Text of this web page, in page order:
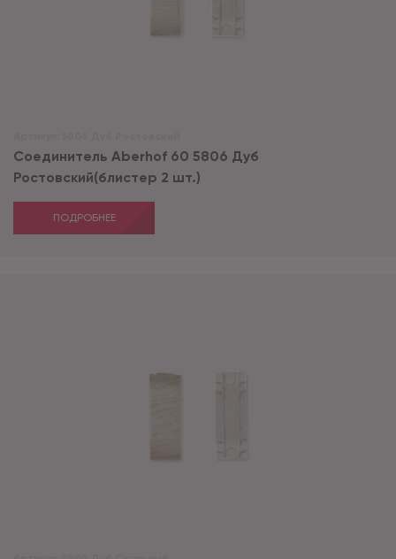
Соединитель Aberhof 60 5806 Дуб
Ростовский(блистер 2 шт.)
ПОДРОБНЕЕ